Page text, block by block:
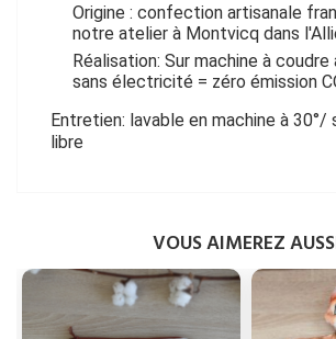
Origine : confection artisanale
notre atelier à Montvicq dans
Réalisation: Sur machine à coudre
sans électricité = zéro émission
Entretien: lavable en machine à 30°/
libre
VOUS AIMEREZ